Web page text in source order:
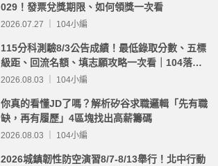
029！發票兌獎期限、如何領獎一次看
2026.07.27 ｜ 104小編
115分科測驗8/3公告成績！最低錄取分數、五標
級距、回流名額、填志願攻略一次看｜104落點
分析
2026.08.03 ｜ 104小編
你真的看懂JD了嗎？解析矽谷求職邏輯「先有職
缺，再有履歷」4區塊找出高薪籌碼
2026.08.03 ｜ 104小編
2026城鎮韌性防空演習8/7-8/13舉行！北中行動